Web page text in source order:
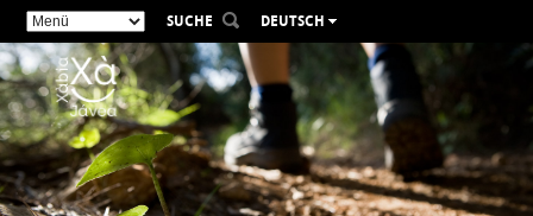
SUCHE
DEUTSCH
ESPAÑOL
VALENCIÀ
ENGLISH
FRANÇAIS
РУССКИЙ